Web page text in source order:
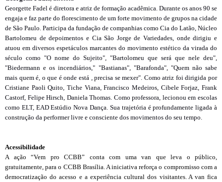
Georgette Fadel é diretora e atriz de formação acadêmica. Durante os anos 90 se
engaja e faz parte do florescimento de um forte movimento de grupos na cidade
de São Paulo. Participa da fundação de companhias como Cia do Latão, Núcleo
Bartolomeu de depoimentos e Cia São Jorge de Variedades, onde dirigiu e
atuou em diversos espetáculos marcantes do movimento estético da virada do
século como "O nome do Sujeito", "Bartolomeu que será que nele deu",
"Biedermann e os incendiários," "Bastianas", "Barafonda", "Quem não sabe
mais quem é, o que é onde está , precisa se mexer". Como atriz foi dirigida por
Cristiane Paoli Quito, Tiche Viana, Francisco Medeiros, Cibele Forjaz, Frank
Castorf, Felipe Hirsch, Daniela Thomas. Como professora, lecionou em escolas
como ELT, EAD Estúdio Nova Dança. Sua trajetória é profundamente ligada à
construção da performer livre e consciente dos movimentos do seu tempo.
Acessibilidade
A ação “Vem pro CCBB” conta com uma van que leva o público,
gratuitamente, para o CCBB Brasília. A iniciativa reforça o compromisso com a
democratização do acesso e a experiência cultural dos visitantes. A van fica